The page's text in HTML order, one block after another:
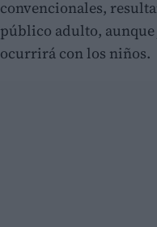
convencionales,
público adulto,
ocurrirá con los niños.